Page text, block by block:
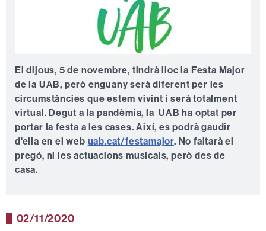
El dijous, 5 de novembre, tindrà lloc la Festa Major
de la UAB, però enguany serà diferent per les
circumstàncies que estem vivint i serà totalment
virtual. Degut a la pandèmia, la UAB ha optat per
portar la festa a les cases. Així, es podrà gaudir
d'ella en el web uab.cat/festamajor. No faltarà el
pregó, ni les actuacions musicals, però des de
casa.
02/11/2020